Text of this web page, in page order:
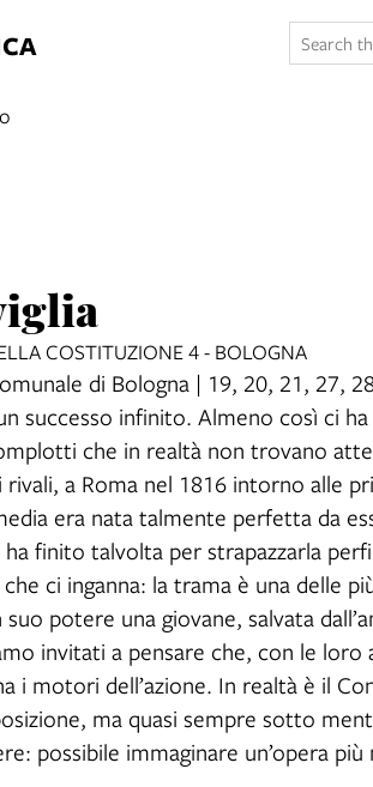
COSTITUZIONE 4 - BOLOGNA
di Bologna | 19, 20, 21, 27,
successo infinito. Almeno così ci
che in realtà non trovano
a Roma nel 1816 intorno alle
era nata talmente perfetta da
finito talvolta per strapazzarla
ci inganna: la trama è una delle
potere una giovane, salvata
invitati a pensare che, con le loro
i motori dell’azione. In realtà è il
ma quasi sempre sotto
possibile immaginare un’opera più